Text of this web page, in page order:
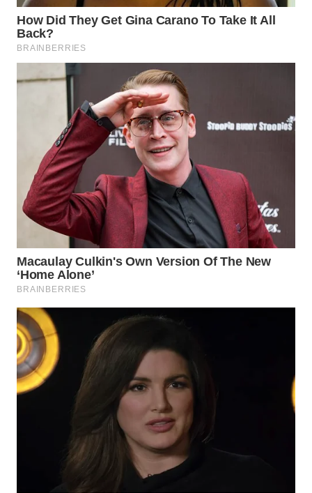
TAPANULI
SELATAN
WN
TANJUNG
WN
SIMALUNGUN
WN
LABUHANBATU
WN
TENGAH
WN DELI
SERDANG